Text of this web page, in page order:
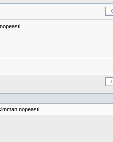
nopeasti.